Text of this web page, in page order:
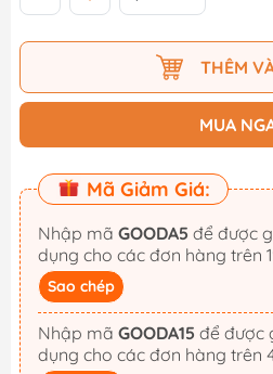
THÊM
MUA
Mã Giảm Giá:
Nhập mã GOODA5
dụng cho các đơn hàng trên
Sao chép
Nhập mã GOODA15
dụng cho các đơn hàng trên